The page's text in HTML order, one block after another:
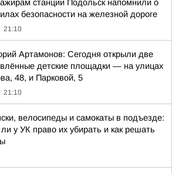
станции Подольск напомнили о
безопасности на железной дороге
21:10
Артамонов: Сегодня открыли две
детские площадки — на улицах
48, и Парковой, 5
21:10
велосипеды и самокаты в подъезде:
ли у УК право их убирать и как решать